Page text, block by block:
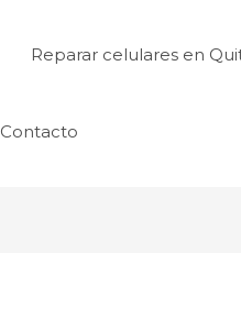
Reparar celulares en
Contacto